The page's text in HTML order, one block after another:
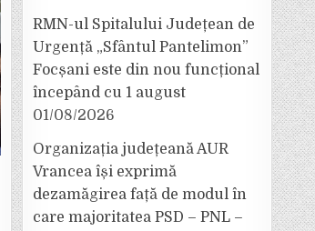
RMN-ul Spitalului Județean de
Urgență „Sfântul Pantelimon”
Focșani este din nou funcțional
începând cu 1 august
01/08/2026
Organizația județeană AUR
Vrancea își exprimă
dezamăgirea față de modul în
care majoritatea PSD – PNL –